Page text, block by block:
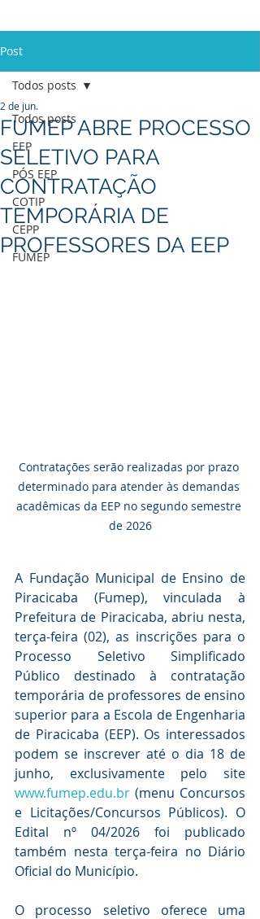
Post
Todos posts
EEP
PÓS EEP
COTIP
CEPP
FUMEP
Todos posts
FUMEP ABRE PROCESSO
SELETIVO PARA
CONTRATAÇÃO
TEMPORÁRIA DE
PROFESSORES DA EEP
2 de jun.
Contratações serão realizadas por prazo
determinado para atender às demandas
acadêmicas da EEP no segundo semestre
de 2026
A Fundação Municipal de Ensino de
Piracicaba (Fumep), vinculada à
Prefeitura de Piracicaba, abriu nesta,
terça-feira (02), as inscrições para o
Processo Seletivo Simplificado
Público destinado à contratação
temporária de professores de ensino
superior para a Escola de Engenharia
de Piracicaba (EEP). Os interessados
podem se inscrever até o dia 18 de
www.fumep.edu.br (menu Concursos
e Licitações/Concursos Públicos). O
Edital nº 04/2026 foi publicado
também nesta terça-feira no Diário
Oficial do Município.
O processo seletivo oferece uma